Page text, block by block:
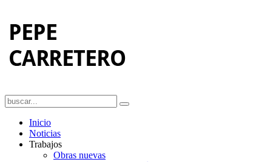
Inicio
Noticias
Trabajos
Obras nuevas